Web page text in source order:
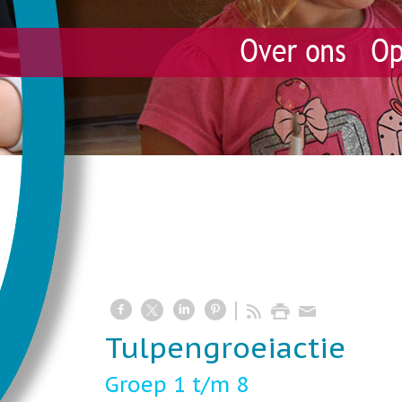
Tulpengroeiactie
Groep 1 t/m 8